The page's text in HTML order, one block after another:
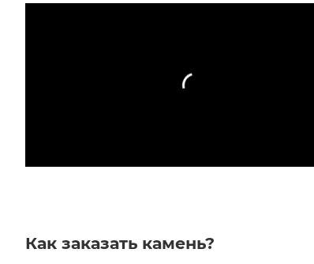
Как заказать камень?